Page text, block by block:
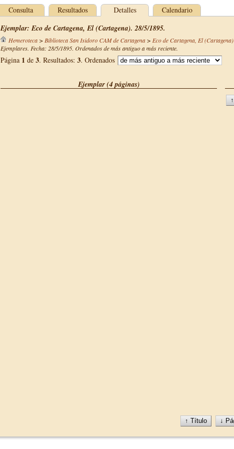
Consulta Resultados Detalles Calendario
Ejemplar: Eco de Cartagena, El (Cartagena). 28/5/1895.
Hemeroteca> Biblioteca San Isidoro CAM de Cartagena> Eco de Cartagena, El (Cartagena)
Ejemplares. Fecha: 28/5/1895. Ordenados de más antiguo a más reciente.
Página 1 de 3. Resultados: 3. Ordenados
Ejemplar (4 páginas)